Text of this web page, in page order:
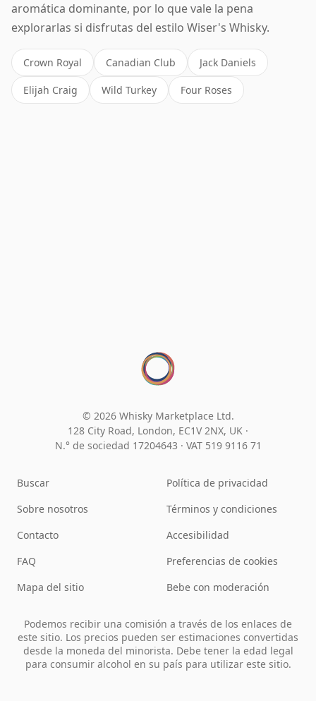
aromática dominante, por lo que vale la pena
explorarlas si disfrutas del estilo Wiser's Whisky.
Crown Royal Canadian Club Jack Daniels
Elijah Craig Wild Turkey Four Roses
© 2026 Whisky Marketplace Ltd.
128 City Road, London, EC1V 2NX, UK ·
N.° de sociedad 17204643 · VAT 519 9116 71
Buscar
Sobre nosotros
Contacto
FAQ
Mapa del sitio
Política de privacidad
Términos y condiciones
Accesibilidad
Preferencias de cookies
Bebe con moderación
Podemos recibir una comisión a través de los enlaces de
este sitio. Los precios pueden ser estimaciones convertidas
desde la moneda del minorista. Debe tener la edad legal
para consumir alcohol en su país para utilizar este sitio.